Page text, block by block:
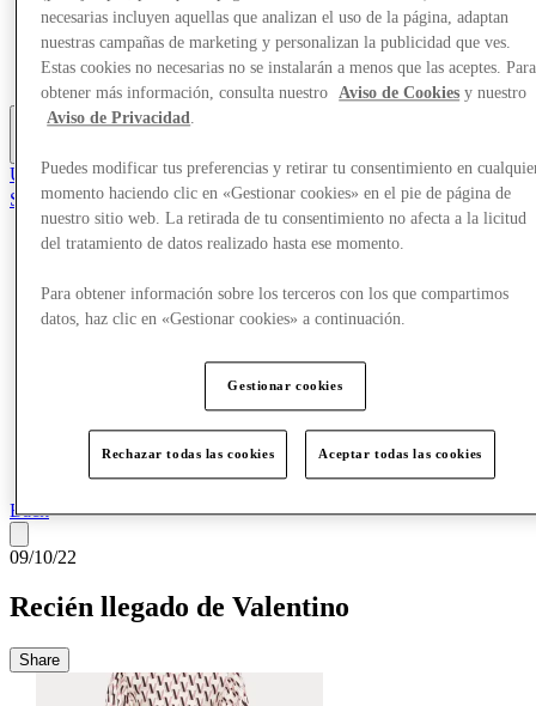
Comer y beber
Tarjetas regalo
Servicios
Guía de destinos
Únete al Club
Salvado
es
Planifica tu visita
¿Qué pasa?
Back
09/10/22
Recién llegado de Valentino
Share
necesarias incluyen aquellas que analizan el uso de la página, adaptan
nuestras campañas de marketing y personalizan la publicidad que ves.
Estas cookies no necesarias no se instalarán a menos que las aceptes. Para
obtener más información, consulta nuestro
Aviso de Cookies y nuestro
Aviso de Privacidad.
Puedes modificar tus preferencias y retirar tu consentimiento en
momento haciendo clic en «Gestionar cookies» en el pie de página de
nuestro sitio web. La retirada de tu consentimiento no afecta a la licitud
del tratamiento de datos realizado hasta ese momento.
Para obtener información sobre los terceros con los que compartimos
datos, haz clic en «Gestionar cookies» a continuación.
Gestionar cookies
Rechazar todas las cookies Aceptar todas las cookies